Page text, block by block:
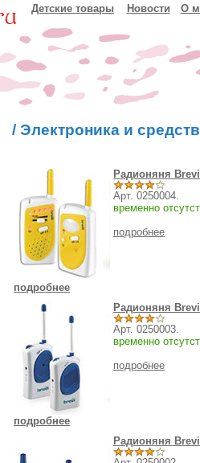
Детские товары Новости О
/ Электроника и
подробнее
Радионяня
Арт. 0250004.
временно
подробнее
подробнее
Радионяня
Арт. 0250003.
временно
подробнее
Радионяня